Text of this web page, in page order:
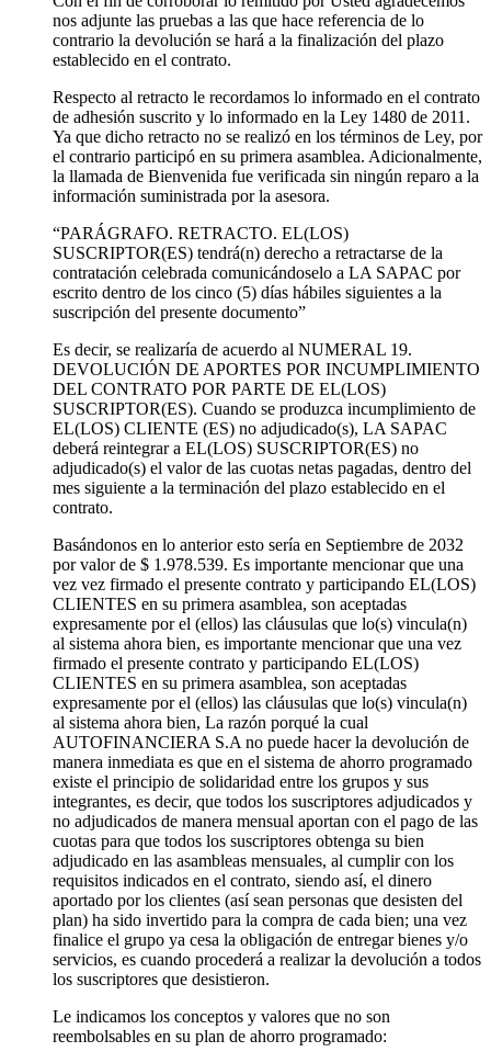
nos adjunte las pruebas a las que hace referencia de lo
contrario la devolución se hará a la finalización del plazo
establecido en el contrato.
Respecto al retracto le recordamos lo informado en el contrato
de adhesión suscrito y lo informado en la Ley 1480 de 2011.
Ya que dicho retracto no se realizó en los términos de Ley, por
el contrario participó en su primera asamblea. Adicionalmente,
la llamada de Bienvenida fue verificada sin ningún reparo a la
información suministrada por la asesora.
“PARÁGRAFO. RETRACTO. EL(LOS)
SUSCRIPTOR(ES) tendrá(n) derecho a retractarse de la
contratación celebrada comunicándoselo a LA SAPAC por
escrito dentro de los cinco (5) días hábiles siguientes a la
suscripción del presente documento”
Es decir, se realizaría de acuerdo al NUMERAL 19.
DEVOLUCIÓN DE APORTES POR INCUMPLIMIENTO
DEL CONTRATO POR PARTE DE EL(LOS)
SUSCRIPTOR(ES). Cuando se produzca incumplimiento de
EL(LOS) CLIENTE (ES) no adjudicado(s), LA SAPAC
deberá reintegrar a EL(LOS) SUSCRIPTOR(ES) no
adjudicado(s) el valor de las cuotas netas pagadas, dentro del
mes siguiente a la terminación del plazo establecido en el
contrato.
Basándonos en lo anterior esto sería en Septiembre de 2032
por valor de $ 1.978.539. Es importante mencionar que una
vez vez firmado el presente contrato y participando EL(LOS)
CLIENTES en su primera asamblea, son aceptadas
expresamente por el (ellos) las cláusulas que lo(s) vincula(n)
al sistema ahora bien, es importante mencionar que una vez
firmado el presente contrato y participando EL(LOS)
CLIENTES en su primera asamblea, son aceptadas
expresamente por el (ellos) las cláusulas que lo(s) vincula(n)
al sistema ahora bien, La razón porqué la cual
AUTOFINANCIERA S.A no puede hacer la devolución de
manera inmediata es que en el sistema de ahorro programado
existe el principio de solidaridad entre los grupos y sus
integrantes, es decir, que todos los suscriptores adjudicados y
no adjudicados de manera mensual aportan con el pago de las
cuotas para que todos los suscriptores obtenga su bien
adjudicado en las asambleas mensuales, al cumplir con los
requisitos indicados en el contrato, siendo así, el dinero
aportado por los clientes (así sean personas que desisten del
plan) ha sido invertido para la compra de cada bien; una vez
finalice el grupo ya cesa la obligación de entregar bienes y/o
servicios, es cuando procederá a realizar la devolución a todos
los suscriptores que desistieron.
Le indicamos los conceptos y valores que no son
reembolsables en su plan de ahorro programado: